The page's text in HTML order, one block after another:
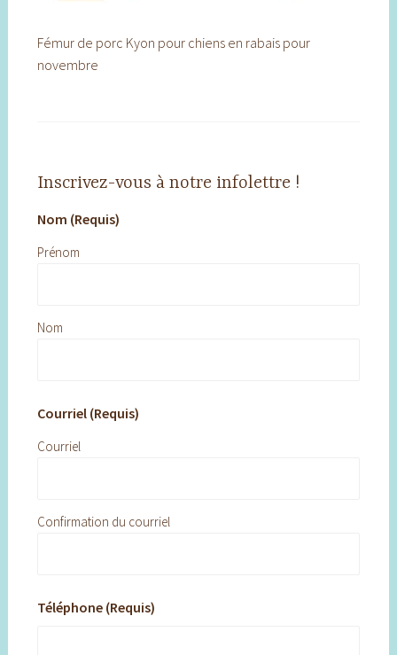
Fémur de porc Kyon pour chiens en rabais pour
novembre
Inscrivez-vous à notre infolettre !
Nom (Requis)
Prénom
Nom
Courriel (Requis)
Courriel
Confirmation du courriel
Téléphone (Requis)